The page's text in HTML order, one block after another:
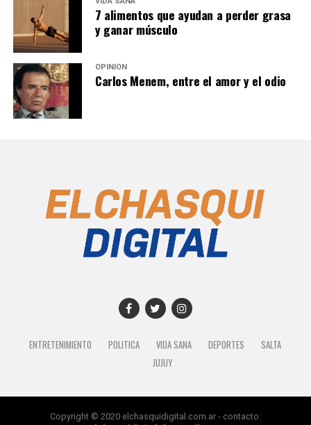
7 alimentos que ayudan a perder grasa
y ganar músculo
OPINIÓN
Carlos Menem, entre el amor y el odio
ENTRETENIMIENTO POLITICA VIDA SANA DEPORTES
SALTA
JUJUY
Copyright © 2020 elchasquidigital.com.ar - contacto: